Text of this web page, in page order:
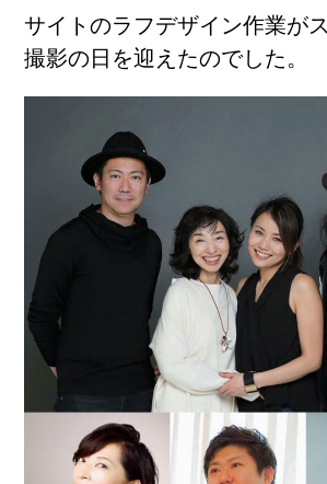
サイトのラフデザイン作業が
撮影の日を迎えたのでした。